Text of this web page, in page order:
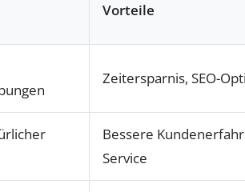
Vorteile
Zeitersparnis, SEO-
Bessere
Service